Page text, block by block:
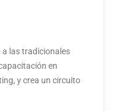
a las tradicionales
en
y crea un circuito